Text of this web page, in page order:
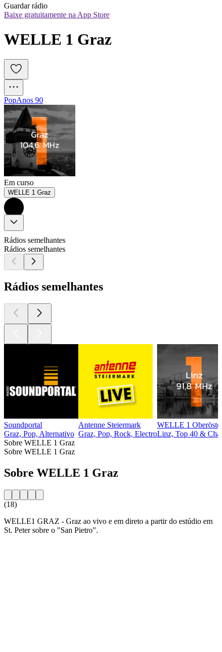
Guardar rádio
Baixe gratuitamente na App Store
WELLE 1 Graz
PopAnos 90
Em curso
WELLE 1 Graz
Rádios semelhantes
Rádios semelhantes
Rádios semelhantes
Soundportal
Graz, Pop, Alternativo
Antenne Steiermark
Graz, Pop, Rock, Electro
WELLE 1
Linz, Top 40 &
Sobre WELLE 1 Graz
Sobre WELLE 1 Graz
Sobre WELLE 1 Graz
(18)
WELLE1 GRAZ - Graz ao vivo e em direto a partir do estúdio em
St. Peter sobre o "San Pietro".